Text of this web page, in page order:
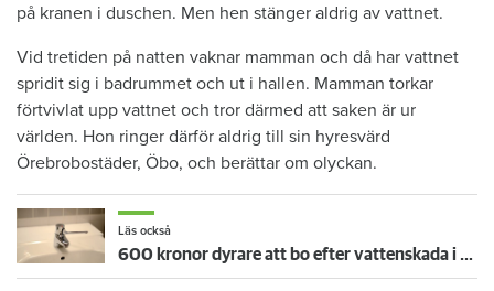
på kranen i duschen. Men hen stänger aldrig av vattnet.
Vid tretiden på natten vaknar mamman och då har vattnet
spridit sig i badrummet och ut i hallen. Mamman torkar
förtvivlat upp vattnet och tror därmed att saken är ur
världen. Hon ringer därför aldrig till sin hyresvärd
Örebrobostäder, Öbo, och berättar om olyckan.
Läs också
600 kronor dyrare att bo efter vattenskada i Varberg